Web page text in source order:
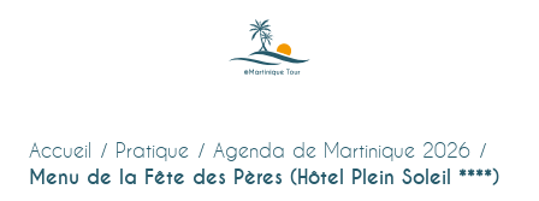
Accueil Pratique Agenda de Martinique 2026
Menu de la Fête des Pères (Hôtel Plein Soleil ****)